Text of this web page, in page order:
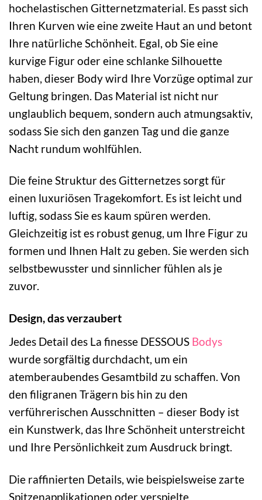
hochelastischen Gitternetzmaterial. Es passt sich
Ihren Kurven wie eine zweite Haut an und betont
Ihre natürliche Schönheit. Egal, ob Sie eine
kurvige Figur oder eine schlanke Silhouette
haben, dieser Body wird Ihre Vorzüge optimal zur
Geltung bringen. Das Material ist nicht nur
unglaublich bequem, sondern auch atmungsaktiv,
sodass Sie sich den ganzen Tag und die ganze
Nacht rundum wohlfühlen.
Die feine Struktur des Gitternetzes sorgt für
einen luxuriösen Tragekomfort. Es ist leicht und
luftig, sodass Sie es kaum spüren werden.
Gleichzeitig ist es robust genug, um Ihre Figur zu
formen und Ihnen Halt zu geben. Sie werden sich
selbstbewusster und sinnlicher fühlen als je
zuvor.
Design, das verzaubert
Jedes Detail des La finesse DESSOUS Bodys
wurde sorgfältig durchdacht, um ein
atemberaubendes Gesamtbild zu schaffen. Von
den filigranen Trägern bis hin zu den
verführerischen Ausschnitten – dieser Body ist
ein Kunstwerk, das Ihre Schönheit unterstreicht
und Ihre Persönlichkeit zum Ausdruck bringt.
Die raffinierten Details, wie beispielsweise zarte
Spitzenapplikationen oder verspielte